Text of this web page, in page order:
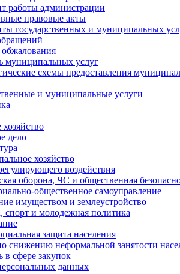
работы администрации
правовые акты
государственных и муниципальных
муниципальных услуг
схемы предоставления
и муниципальные услуги
хозяйство
дело
хозяйство
воздействия
оборона, ЧС и общественная
общественное самоуправление
имуществом и землеустройство
спорт и молодежная политика
защита населения
снижению неформальной занятости
в сфере закупок
данных